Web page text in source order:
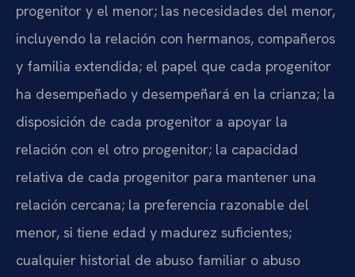
progenitor y el menor; las necesidades del menor,
incluyendo la relación con hermanos, compañeros
y familia extendida; el papel que cada progenitor
ha desempeñado y desempeñará en la crianza; la
disposición de cada progenitor a apoyar la
relación con el otro progenitor; la capacidad
relativa de cada progenitor para mantener una
relación cercana; la preferencia razonable del
menor, si tiene edad y madurez suficientes;
cualquier historial de abuso familiar o abuso